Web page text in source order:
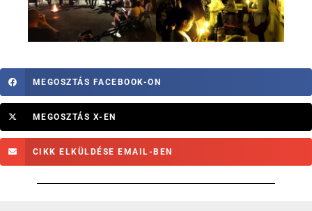
MEGOSZTÁS FACEBOOK-ON
MEGOSZTÁS X-EN
CIKK ELKÜLDÉSE EMAIL-BEN